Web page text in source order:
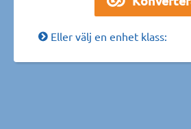
Eller välj en enhet klass: